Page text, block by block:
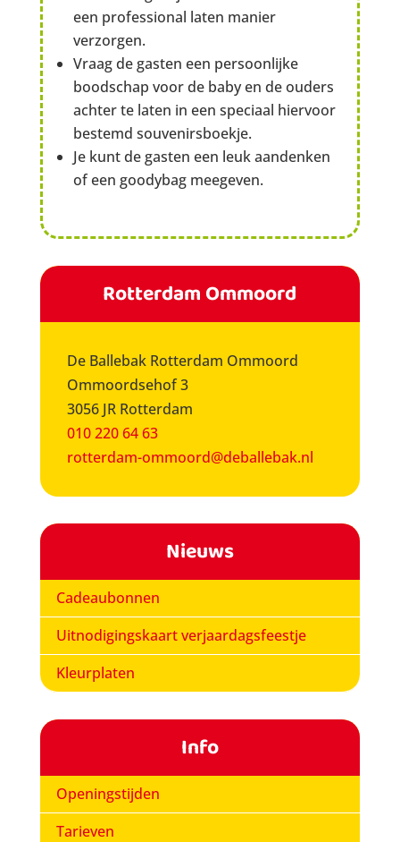
een professional laten manier
verzorgen.
Vraag de gasten een persoonlijke
boodschap voor de baby en de ouders
achter te laten in een speciaal hiervoor
bestemd souvenirsboekje.
Je kunt de gasten een leuk aandenken
of een goodybag meegeven.
Rotterdam Ommoord
De Ballebak Rotterdam Ommoord
Ommoordsehof 3
3056 JR Rotterdam
010 220 64 63
rotterdam-ommoord@deballebak.nl
Nieuws
Cadeaubonnen
Uitnodigingskaart verjaardagsfeestje
Kleurplaten
Info
Openingstijden
Tarieven